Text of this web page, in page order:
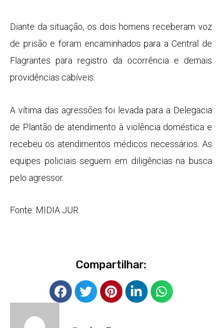
Diante da situação, os dois homens receberam voz
de prisão e foram encaminhados para a Central de
Flagrantes para registro da ocorrência e demais
providências cabíveis.
A vítima das agressões foi levada para a Delegacia
de Plantão de atendimento à violência doméstica e
recebeu os atendimentos médicos necessários. As
equipes policiais seguem em diligências na busca
pelo agressor.
Fonte: MIDIA JUR
Compartilhar: